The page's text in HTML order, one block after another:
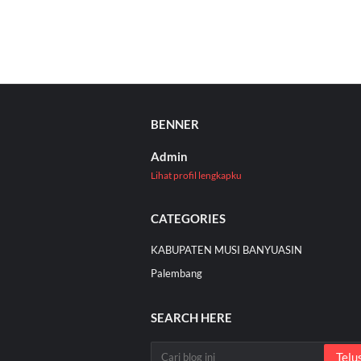
BENNER
Admin
Lihat profil lengkapku
CATEGORIES
KABUPATEN MUSI BANYUASIN
Palembang
SEARCH HERE